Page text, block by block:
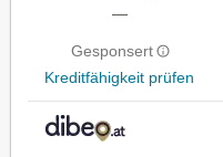
—
Gesponsert
Kreditfähigkeit prüfen